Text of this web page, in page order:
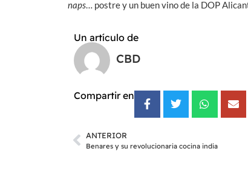
naps… postre y un buen vino de la DOP
Un artículo de
CBD
Compartir en
ANTERIOR
Benares y su revolucionaria cocina india